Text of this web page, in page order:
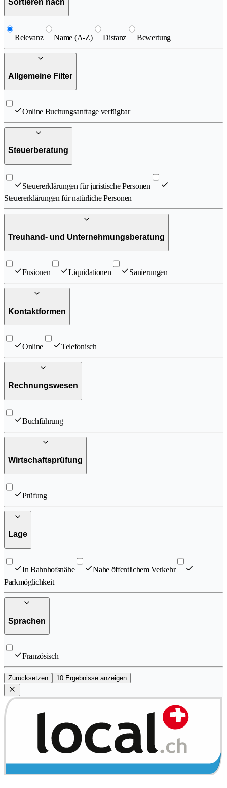
Sortieren nach
Relevanz Name (A-Z) Distanz Bewertung
Allgemeine Filter
Online Buchungsanfrage verfügbar
Steuerberatung
Steuererklärungen für juristische Personen
Steuererklärungen für natürliche Personen
Treuhand- und Unternehmungsberatung
Fusionen Liquidationen Sanierungen
Kontaktformen
Online Telefonisch
Rechnungswesen
Buchführung
Wirtschaftsprüfung
Prüfung
Lage
In Bahnhofsnähe
Nahe öffentlichem Verkehr
Parkmöglichkeit
Sprachen
Französisch
Zurücksetzen 10 Ergebnisse anzeigen